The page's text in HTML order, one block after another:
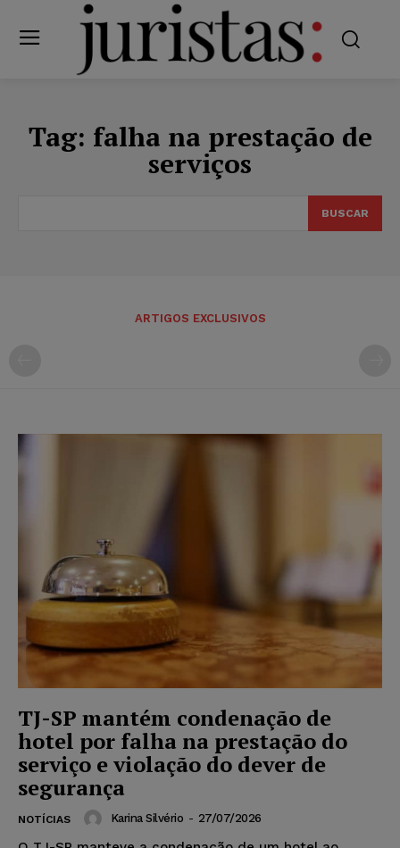
Tag: falha na prestação de
serviços
BUSCAR
ARTIGOS EXCLUSIVOS
TJ-SP mantém condenação de
hotel por falha na prestação do
serviço e violação do dever de
segurança
NOTÍCIAS Karina Silvério - 27/07/2026